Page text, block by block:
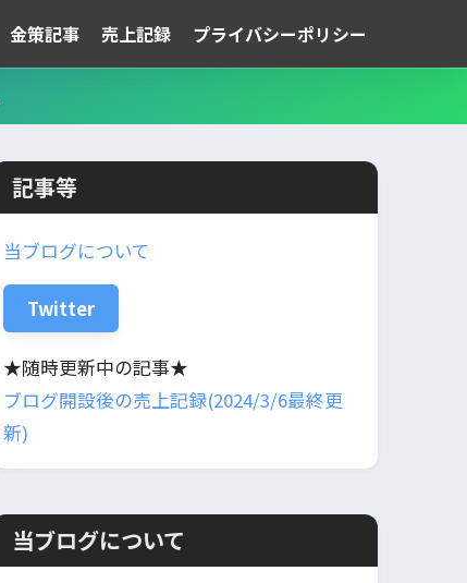
金策記事 売上記録 プライバシーポリシー
記事等
当ブログについて
Twitter
★随時更新中の記事★
ブログ開設後の売上記録(2024/3/6最終更
新)
当ブログについて